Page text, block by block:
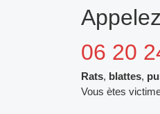
06 20
Rats, blattes,
Vous ètes